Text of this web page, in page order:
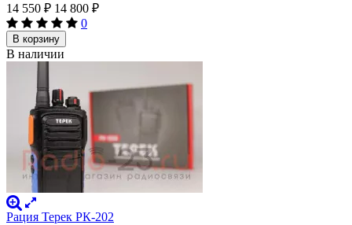
14 550 ₽ 14 800 ₽
0
В корзину
В наличии
Рация Терек РК-202